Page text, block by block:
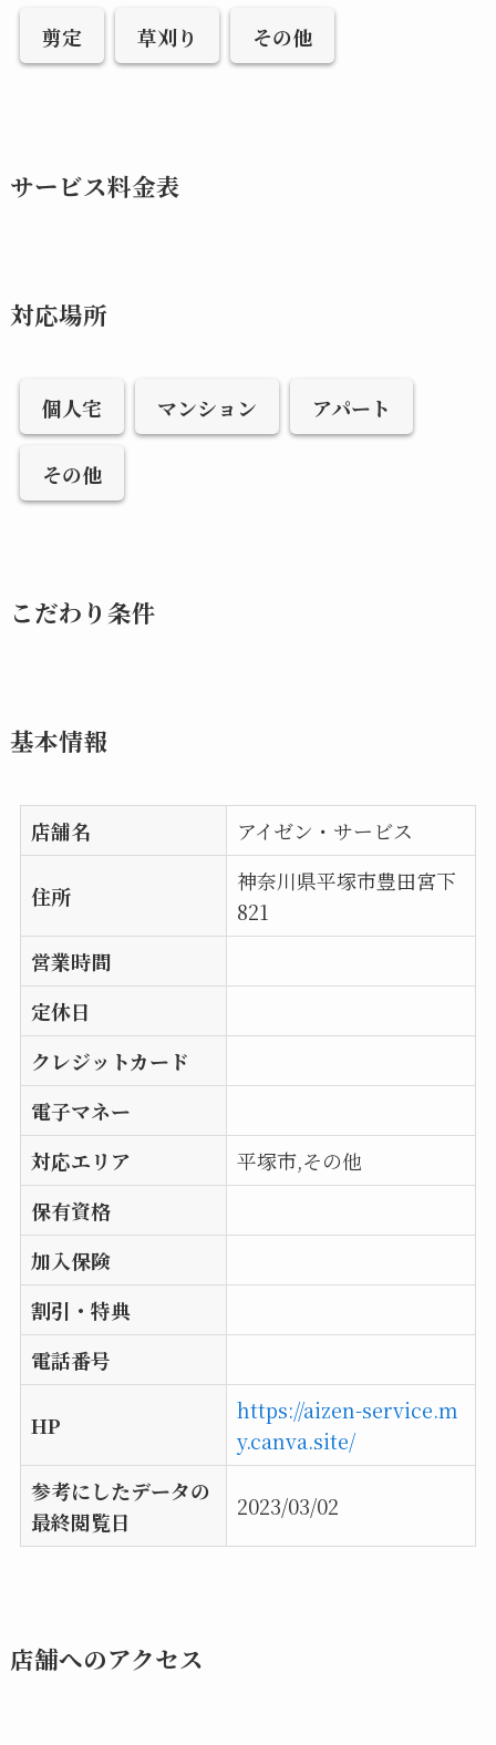
剪定 草刈り その他
サービス料金表
対応場所
個人宅 マンション アパート
その他
こだわり条件
基本情報
店舗名 アイゼン・サービス
住所
神奈川県平塚市豊田宮下
821
営業時間
定休日
クレジットカード
電子マネー
対応エリア
平塚市,その他
保有資格
加入保険
割引・特典
電話番号
HP
https://aizen-service.m
y.canva.site/
参考にしたデータの
最終閲覧日
2023/03/02
店舗へのアクセス